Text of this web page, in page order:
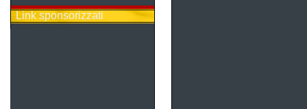
Link sponsorizzati